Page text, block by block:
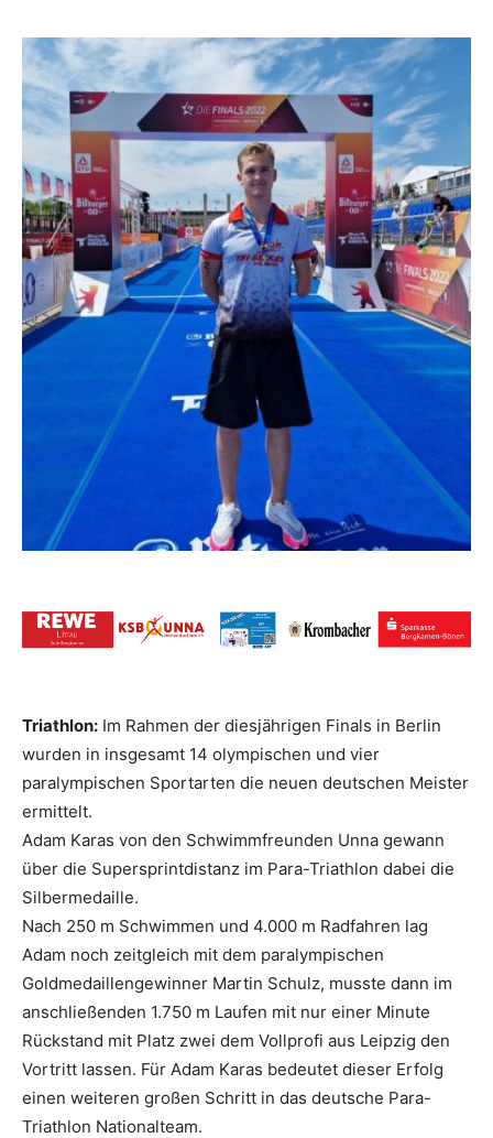
Triathlon: Im Rahmen der diesjährigen Finals in Berlin
wurden in insgesamt 14 olympischen und vier
paralympischen Sportarten die neuen deutschen Meister
ermittelt.
Adam Karas von den Schwimmfreunden Unna gewann
über die Supersprintdistanz im Para-Triathlon dabei die
Silbermedaille.
Nach 250 m Schwimmen und 4.000 m Radfahren lag
Adam noch zeitgleich mit dem paralympischen
Goldmedaillengewinner Martin Schulz, musste dann im
anschließenden 1.750 m Laufen mit nur einer Minute
Rückstand mit Platz zwei dem Vollprofi aus Leipzig den
Vortritt lassen. Für Adam Karas bedeutet dieser Erfolg
einen weiteren großen Schritt in das deutsche Para-
Triathlon Nationalteam.